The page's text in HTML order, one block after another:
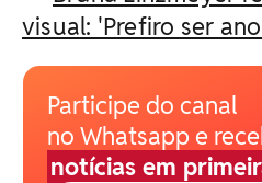
visual: 'Prefiro ser
Participe do canal
no Whatsapp e
notícias em